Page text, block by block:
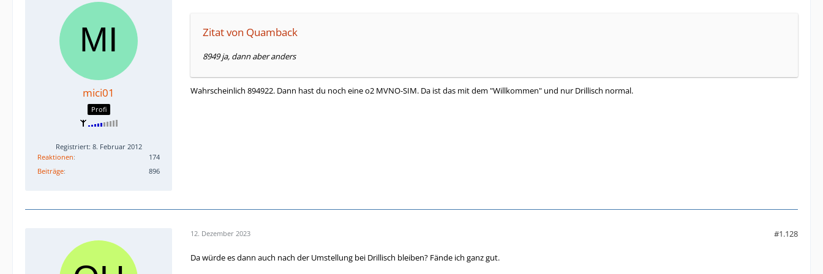
mici01
Profi
Registriert: 8. Februar 2012
Reaktionen
174
Beiträge
896
Zitat von Quamback
8949 ja, dann aber anders
Wahrscheinlich 894922. Dann hast du noch eine o2 MVNO-SIM. Da ist das mit dem "Willkommen" und nur Drillisch normal.
12. Dezember 2023 #1.128
Da würde es dann auch nach der Umstellung bei Drillisch bleiben? Fände ich ganz gut.